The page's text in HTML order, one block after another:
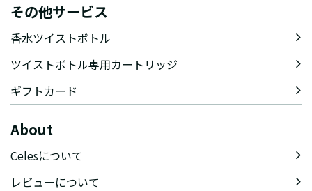
その他サービス
香水ツイストボトル
ツイストボトル専用カートリッジ
ギフトカード
About
Celesについて
レビューについて